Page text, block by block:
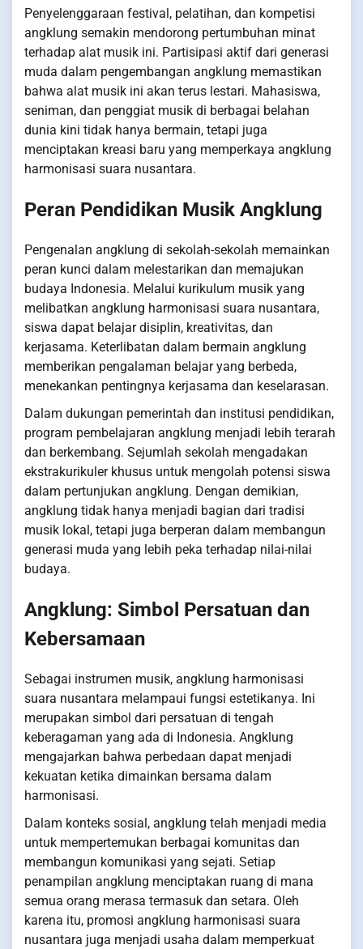
Penyelenggaraan festival, pelatihan, dan kompetisi
angklung semakin mendorong pertumbuhan minat
terhadap alat musik ini. Partisipasi aktif dari generasi
muda dalam pengembangan angklung memastikan
bahwa alat musik ini akan terus lestari. Mahasiswa,
seniman, dan penggiat musik di berbagai belahan
dunia kini tidak hanya bermain, tetapi juga
menciptakan kreasi baru yang memperkaya angklung
harmonisasi suara nusantara.
Peran Pendidikan Musik Angklung
Pengenalan angklung di sekolah-sekolah memainkan
peran kunci dalam melestarikan dan memajukan
budaya Indonesia. Melalui kurikulum musik yang
melibatkan angklung harmonisasi suara nusantara,
siswa dapat belajar disiplin, kreativitas, dan
kerjasama. Keterlibatan dalam bermain angklung
memberikan pengalaman belajar yang berbeda,
menekankan pentingnya kerjasama dan keselarasan.
Dalam dukungan pemerintah dan institusi pendidikan,
program pembelajaran angklung menjadi lebih terarah
dan berkembang. Sejumlah sekolah mengadakan
ekstrakurikuler khusus untuk mengolah potensi siswa
dalam pertunjukan angklung. Dengan demikian,
angklung tidak hanya menjadi bagian dari tradisi
musik lokal, tetapi juga berperan dalam membangun
generasi muda yang lebih peka terhadap nilai-nilai
budaya.
Angklung: Simbol Persatuan dan
Kebersamaan
Sebagai instrumen musik, angklung harmonisasi
suara nusantara melampaui fungsi estetikanya. Ini
merupakan simbol dari persatuan di tengah
keberagaman yang ada di Indonesia. Angklung
mengajarkan bahwa perbedaan dapat menjadi
kekuatan ketika dimainkan bersama dalam
harmonisasi.
Dalam konteks sosial, angklung telah menjadi media
untuk mempertemukan berbagai komunitas dan
membangun komunikasi yang sejati. Setiap
penampilan angklung menciptakan ruang di mana
semua orang merasa termasuk dan setara. Oleh
karena itu, promosi angklung harmonisasi suara
nusantara juga menjadi usaha dalam memperkuat